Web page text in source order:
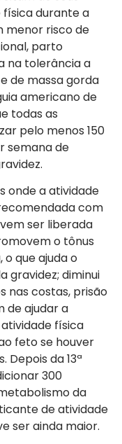
física durante a
menor risco de
parto
na tolerância a
de massa gorda
americano de
todas as
pelo menos 150
semana de
onde a atividade
com
ser liberada
o tônus
o que ajuda o
gravidez; diminui
nas costas, prisão
de ajudar a
física
feto se houver
Depois da 13ª
300
da
de atividade
ser ainda maior.